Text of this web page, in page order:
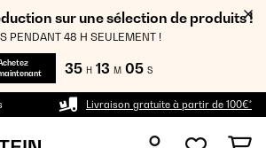
sur une sélection de produits !
PENDANT 48 H SEULEMENT !
35 H 13 M 04 S
Livraison gratuite à partir de 100€*